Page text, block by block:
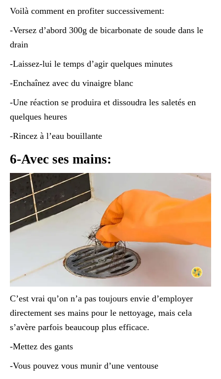
Voilà comment en profiter successivement:
-Versez d’abord 300g de bicarbonate de soude dans le
drain
-Laissez-lui le temps d’agir quelques minutes
-Enchaînez avec du vinaigre blanc
-Une réaction se produira et dissoudra les saletés en
quelques heures
-Rincez à l’eau bouillante
6-Avec ses mains:
C’est vrai qu’on n’a pas toujours envie d’employer
directement ses mains pour le nettoyage, mais cela
s’avère parfois beaucoup plus efficace.
-Mettez des gants
-Vous pouvez vous munir d’une ventouse